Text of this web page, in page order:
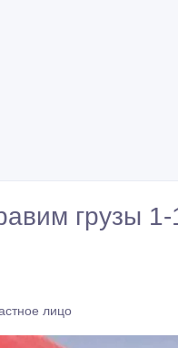
грузы 1-
лицо